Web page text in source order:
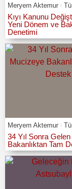
Meryem Aktemur
Kıyı Kanunu
Yeni Dönem ve
Denetimi
Meryem Aktemur
34 Yıl Sonra
Bakanlıktan Tam